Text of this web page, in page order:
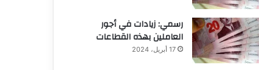
رسمي: زيادات في أجور
العاملين بهذه القطاعات
17 أبريل، 2024